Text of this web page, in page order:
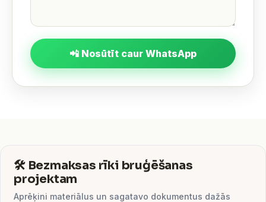
📲 Nosūtīt caur WhatsApp
🛠️ Bezmaksas rīki bruģēšanas
projektam
Aprēķini materiālus un sagatavo dokumentus dažās